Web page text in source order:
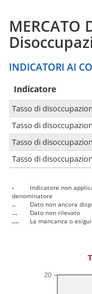
MERCATO
INDICATORI AI
Indicatore
Tasso di
Tasso di
Tasso di
Tasso di
-
Indicatore non
denominatore
..
Dato non ancora
...
Dato non rilevato
....
La mancanza o
20